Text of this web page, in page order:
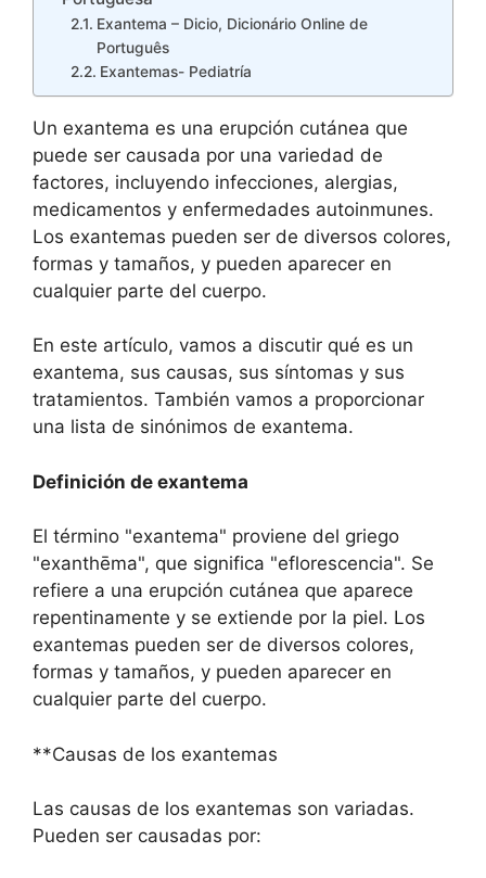
Exantema – Dicio, Dicionário Online de
Português
Exantemas- Pediatría
Un exantema es una erupción cutánea que
puede ser causada por una variedad de
factores, incluyendo infecciones, alergias,
medicamentos y enfermedades autoinmunes.
Los exantemas pueden ser de diversos colores,
formas y tamaños, y pueden aparecer en
cualquier parte del cuerpo.
En este artículo, vamos a discutir qué es un
exantema, sus causas, sus síntomas y sus
tratamientos. También vamos a proporcionar
una lista de sinónimos de exantema.
Definición de exantema
El término "exantema" proviene del griego
"exanthēma", que significa "eflorescencia". Se
refiere a una erupción cutánea que aparece
repentinamente y se extiende por la piel. Los
exantemas pueden ser de diversos colores,
formas y tamaños, y pueden aparecer en
cualquier parte del cuerpo.
**Causas de los exantemas
Las causas de los exantemas son variadas.
Pueden ser causadas por: